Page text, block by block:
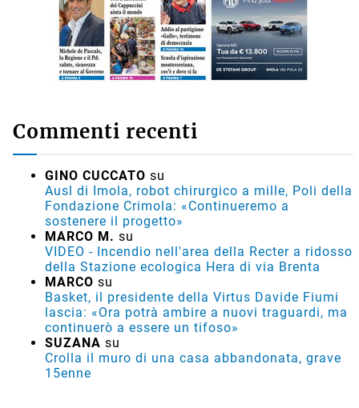
Commenti recenti
GINO CUCCATO su
Ausl di Imola, robot chirurgico a mille, Poli della
Fondazione Crimola: «Continueremo a
sostenere il progetto»
MARCO M. su
VIDEO - Incendio nell'area della Recter a ridosso
della Stazione ecologica Hera di via Brenta
MARCO su
Basket, il presidente della Virtus Davide Fiumi
lascia: «Ora potrà ambire a nuovi traguardi, ma
continuerò a essere un tifoso»
SUZANA su
Crolla il muro di una casa abbandonata, grave
15enne